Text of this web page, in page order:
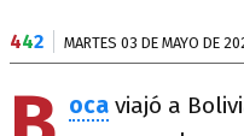
442 MARTES 03 DE MAYO DE
oca viajó a